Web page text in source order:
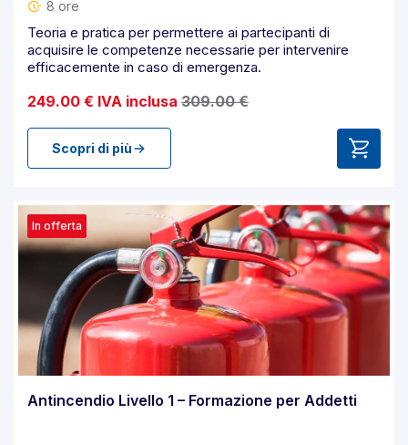
8 ore
Teoria e pratica per permettere ai partecipanti di
acquisire le competenze necessarie per intervenire
efficacemente in caso di emergenza.
249.00 € IVA inclusa 309.00 €
Scopri di più
In offerta
Antincendio Livello 1 – Formazione per Addetti